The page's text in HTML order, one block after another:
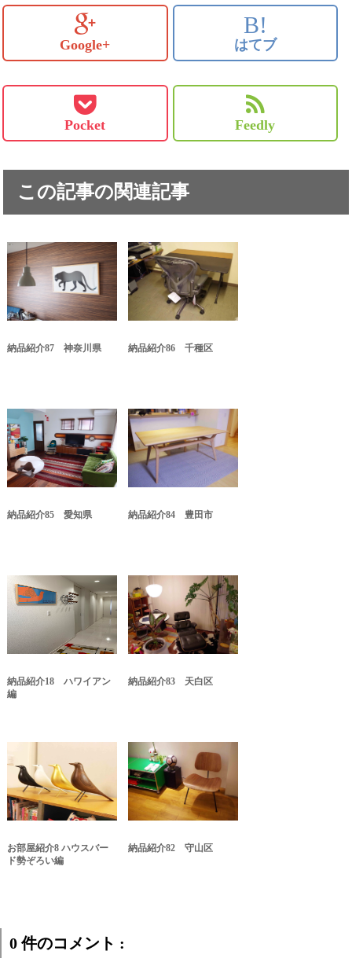
Google+
B!
はてブ
Pocket Feedly
この記事の関連記事
納品紹介87 神奈川県 納品紹介86 千種区
納品紹介85 愛知県 納品紹介84 豊田市
納品紹介18 ハワイアン
編
納品紹介83 天白区
お部屋紹介8 ハウスバー
ド勢ぞろい編
納品紹介82 守山区
0 件のコメント :